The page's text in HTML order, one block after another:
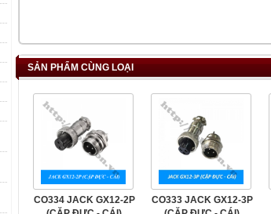
SẢN PHẨM CÙNG LOẠI
CO334 JACK GX12-2P
CO333 JACK GX12-3P